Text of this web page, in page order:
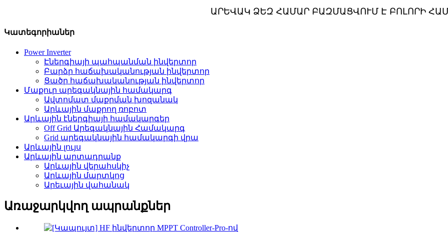
ԱՐԵՎԱԿ ՁԵԶ ՀԱՄԱՐ ԲԱԶՄԱՑՎՈՒՄ Է ԲՈԼՈՐԻ
Կատեգորիաներ
Power Inverter
Էներգիայի պահպանման ինվերտոր
Բարձր հաճախականության ինվերտոր
Ցածր հաճախականության ինվերտոր
Մաքուր արեգակնային համակարգ
Ավտոմատ մաքրման խոզանակ
Արևային մաքրող ռոբոտ
Արևային էներգիայի համակարգեր
Off Grid Արեգակնային Համակարգ
Grid արեգակնային համակարգի վրա
Արևային լույս
Արևային արտադրանք
Արևային վերահսկիչ
Արևային մարտկոց
Արեւային վահանակ
Առաջարկվող ապրանքներ